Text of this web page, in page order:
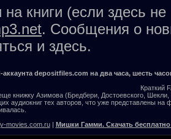
книги (если здесь
. Сообщения о
и здесь.
depositfiles.com на два часа, шесть
Краткий
книжку Азимова (Бредбери, Достоевского, Шекли,
аудиокниг тех авторов, что уже представлены на
movies.com.ru| Мишки Гамми. Скачать